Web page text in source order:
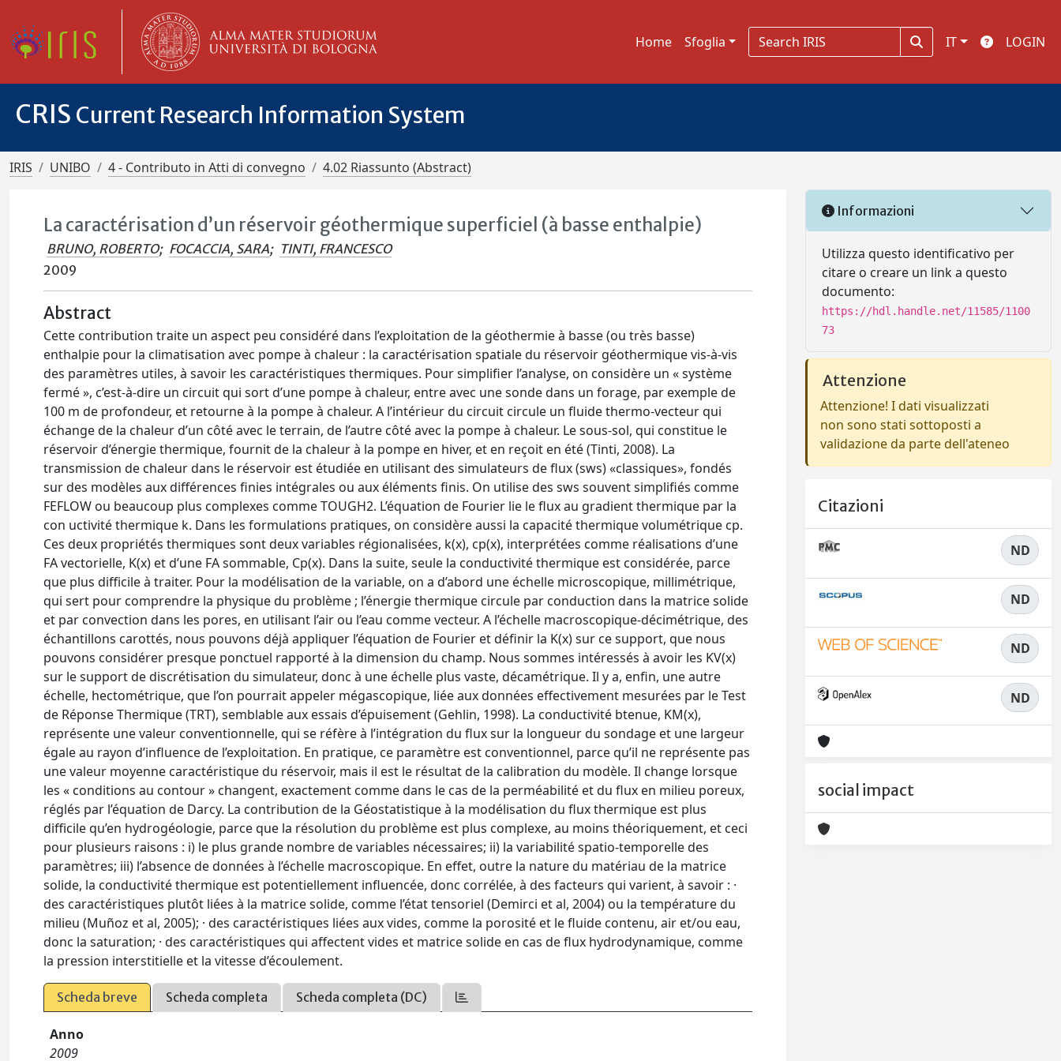
Home Sfoglia IT LOGIN
CRIS Current Research Information System
IRIS UNIBO 4 - Contributo in Atti di convegno 4.02 Riassunto (Abstract)
La caractérisation d’un réservoir géothermique superficiel (à basse enthalpie)
BRUNO, ROBERTO; FOCACCIA, SARA; TINTI, FRANCESCO
2009
Abstract
Cette contribution traite un aspect peu considéré dans l’exploitation de la géothermie à basse (ou très basse)
enthalpie pour la climatisation avec pompe à chaleur : la caractérisation spatiale du réservoir géothermique vis-à-vis
des paramètres utiles, à savoir les caractéristiques thermiques. Pour simplifier l’analyse, on considère un « système
fermé », c’est-à-dire un circuit qui sort d’une pompe à chaleur, entre avec une sonde dans un forage, par exemple de
100 m de profondeur, et retourne à la pompe à chaleur. A l’intérieur du circuit circule un fluide thermo-vecteur qui
échange de la chaleur d’un côté avec le terrain, de l’autre côté avec la pompe à chaleur. Le sous-sol, qui constitue le
réservoir d’énergie thermique, fournit de la chaleur à la pompe en hiver, et en reçoit en été (Tinti, 2008). La
transmission de chaleur dans le réservoir est étudiée en utilisant des simulateurs de flux (sws) «classiques», fondés
sur des modèles aux différences finies intégrales ou aux éléments finis. On utilise des sws souvent simplifiés comme
FEFLOW ou beaucoup plus complexes comme TOUGH2. L’équation de Fourier lie le flux au gradient thermique par la
con uctivité thermique k. Dans les formulations pratiques, on considère aussi la capacité thermique volumétrique cp.
Ces deux propriétés thermiques sont deux variables régionalisées, k(x), cp(x), interprétées comme réalisations d’une
FA vectorielle, K(x) et d’une FA sommable, Cp(x). Dans la suite, seule la conductivité thermique est considérée, parce
que plus difficile à traiter. Pour la modélisation de la variable, on a d’abord une échelle microscopique, millimétrique,
qui sert pour comprendre la physique du problème ; l’énergie thermique circule par conduction dans la matrice solide
et par convection dans les pores, en utilisant l’air ou l’eau comme vecteur. A l’échelle macroscopique-décimétrique, des
échantillons carottés, nous pouvons déjà appliquer l’équation de Fourier et définir la K(x) sur ce support, que nous
pouvons considérer presque ponctuel rapporté à la dimension du champ. Nous sommes intéressés à avoir les KV(x)
sur le support de discrétisation du simulateur, donc à une échelle plus vaste, décamétrique. Il y a, enfin, une autre
échelle, hectométrique, que l’on pourrait appeler mégascopique, liée aux données effectivement mesurées par le Test
de Réponse Thermique (TRT), semblable aux essais d’épuisement (Gehlin, 1998). La conductivité btenue, KM(x),
représente une valeur conventionnelle, qui se réfère à l’intégration du flux sur la longueur du sondage et une largeur
égale au rayon d’influence de l’exploitation. En pratique, ce paramètre est conventionnel, parce qu’il ne représente pas
une valeur moyenne caractéristique du réservoir, mais il est le résultat de la calibration du modèle. Il change lorsque
les « conditions au contour » changent, exactement comme dans le cas de la perméabilité et du flux en milieu poreux,
réglés par l’équation de Darcy. La contribution de la Géostatistique à la modélisation du flux thermique est plus
difficile qu’en hydrogéologie, parce que la résolution du problème est plus complexe, au moins théoriquement, et ceci
pour plusieurs raisons : i) le plus grande nombre de variables nécessaires; ii) la variabilité spatio-temporelle des
paramètres; iii) l’absence de données à l’échelle macroscopique. En effet, outre la nature du matériau de la matrice
solide, la conductivité thermique est potentiellement influencée, donc corrélée, à des facteurs qui varient, à savoir : ·
des caractéristiques plutôt liées à la matrice solide, comme l’état tensoriel (Demirci et al, 2004) ou la température du
milieu (Muñoz et al, 2005); · des caractéristiques liées aux vides, comme la porosité et le fluide contenu, air et/ou eau,
donc la saturation; · des caractéristiques qui affectent vides et matrice solide en cas de flux hydrodynamique, comme
la pression interstitielle et la vitesse d’écoulement.
Scheda breve Scheda completa Scheda completa (DC)
Anno
2009
Informazioni
Utilizza questo identificativo per
citare o creare un link a questo
documento:
https://hdl.handle.net/11585/1100
73
Attenzione
Attenzione! I dati visualizzati
non sono stati sottoposti a
validazione da parte dell'ateneo
Citazioni
ND
ND
ND
ND
social impact